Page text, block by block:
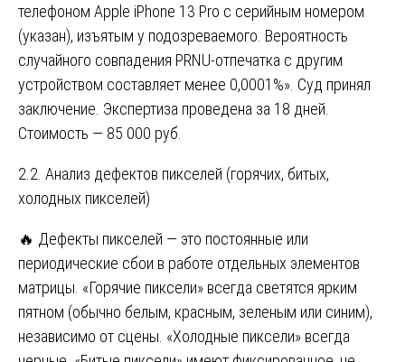
телефоном Apple iPhone 13 Pro с серийным номером
(указан), изъятым у подозреваемого. Вероятность
случайного совпадения PRNU-отпечатка с другим
устройством составляет менее 0,0001%». Суд принял
заключение. Экспертиза проведена за 18 дней.
Стоимость — 85 000 руб.
2.2. Анализ дефектов пикселей (горячих, битых,
холодных пикселей)
🔥 Дефекты пикселей — это постоянные или
периодические сбои в работе отдельных элементов
матрицы. «Горячие пиксели» всегда светятся ярким
пятном (обычно белым, красным, зеленым или синим),
независимо от сцены. «Холодные пиксели» всегда